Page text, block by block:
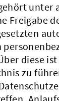
unter
Freigabe
diese
zu